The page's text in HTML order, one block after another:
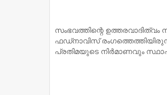
സംഭവത്തിന്റെ
ഫഡ്നാവിസ്
പ്രതിമയുടെ നിര്‍മാണവും